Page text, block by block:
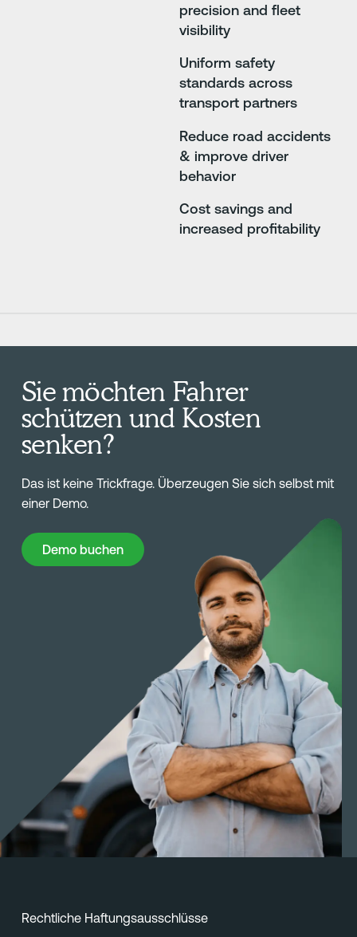
precision and fleet
visibility
Uniform safety
standards across
transport partners
Reduce road accidents
& improve driver
behavior
Cost savings and
increased profitability
Sie möchten Fahrer
schützen und Kosten
senken?
Das ist keine Trickfrage. Überzeugen Sie sich selbst mit
einer Demo.
Demo buchen
Demo buchen
Rechtliche Haftungsausschlüsse